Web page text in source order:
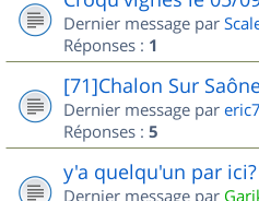
Dernier message par
Réponses : 1
[71]Chalon Sur
Dernier message par
Réponses : 5
y'a quelqu'un par ici?
Dernier message par